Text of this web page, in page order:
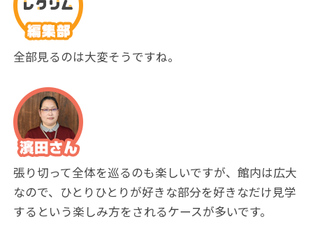
全部見るのは大変そうですね。
張り切って全体を巡るのも楽しいですが、館内は広大
なので、ひとりひとりが好きな部分を好きなだけ見学
するという楽しみ方をされるケースが多いです。